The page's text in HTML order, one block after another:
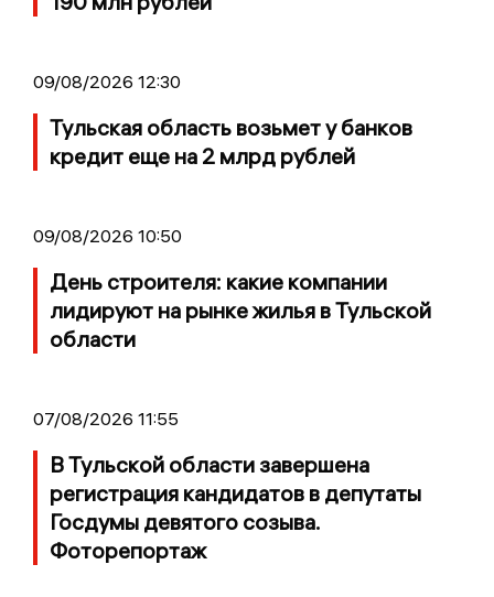
09/08/2026 12:30
Тульская область возьмет у банков
кредит еще на 2 млрд рублей
09/08/2026 10:50
День строителя: какие компании
лидируют на рынке жилья в Тульской
области
07/08/2026 11:55
В Тульской области завершена
регистрация кандидатов в депутаты
Госдумы девятого созыва.
Фоторепортаж